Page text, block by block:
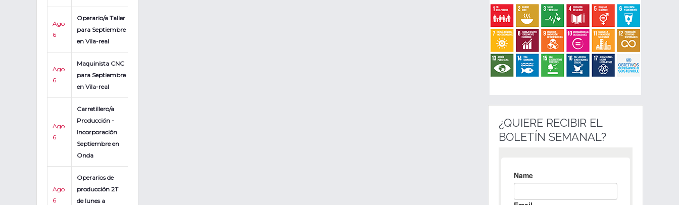
Ago
6
Operario/a Taller
para Septiembre
en Vila-real
Ago
6
Maquinista CNC
para Septiembre
en Vila-real
Ago
6
Carretillero/a
Producción -
Incorporación
Septiembre en
Onda
Ago
6
Operarios de
producción 2T
de lunes a
¿QUIERE RECIBIR EL
BOLETÍN SEMANAL?